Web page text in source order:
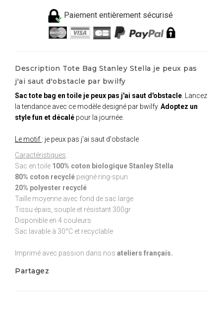
Paiement entièrement sécurisé
Description Tote Bag Stanley Stella je peux pas
j'ai saut d'obstacle par bwilfy
Sac tote bag en toile je peux pas j'ai saut d'obstacle . Lancez
la tendance avec ce modèle designé par bwilfy. Adoptez un
style fun et décalé pour la journée.
Le motif : je peux pas j'ai saut d'obstacle
Caractéristiques :
Sac en toile 100% coton biologique Stanley Stella
80% coton recyclé peigné ring-spun
20% polyester recyclé
Taille moyenne avec fond de sac large
Tissu épais, souple et résistant 300gr
Disponible en 4 couleurs
Sac lavable à 30°C et recyclable
Imprimé avec passion dans nos ateliers français.
Partagez